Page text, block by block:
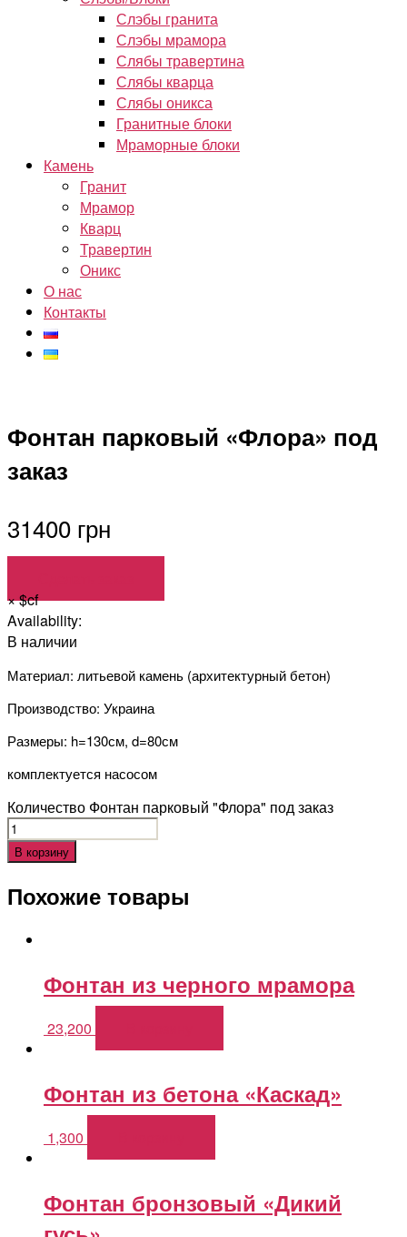
Слэбы гранита
Слэбы мрамора
Слябы травертина
Слябы кварца
Слябы оникса
Гранитные блоки
Мраморные блоки
Камень
Гранит
Мрамор
Кварц
Травертин
Оникс
О нас
Контакты
Фонтан парковый «Флора» под
заказ
31400 грн
×$cf
Availability:
В наличии
Материал: литьевой камень (архитектурный бетон)
Производство: Украина
Размеры: h=130см, d=80см
комплектуется насосом
Количество Фонтан парковый "Флора" под заказ
В корзину
Похожие товары
Фонтан из черного мрамора
23,200
Фонтан из бетона «Каскад»
1,300
Фонтан бронзовый «Дикий